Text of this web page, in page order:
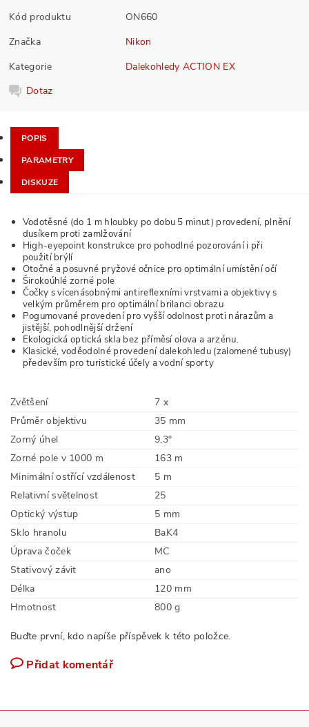
Kód produktu
ON660
Značka
Nikon
Kategorie
Dalekohledy ACTION EX
Dotaz
POPIS
PARAMETRY
DISKUZE
Vodotěsné (do 1 m hloubky po dobu 5 minut) provedení, plnění
dusíkem proti zamlžování
High-eyepoint konstrukce pro pohodlné pozorování i při
použití brýlí
Otočné a posuvné pryžové očnice pro optimální umístění očí
Širokoúhlé zorné pole
Čočky s vícenásobnými antireflexními vrstvami a objektivy s
velkým průměrem pro optimální brilanci obrazu
Pogumované provedení pro vyšší odolnost proti nárazům a
jistější, pohodlnější držení
Ekologická optická skla bez příměsí olova a arzénu.
Klasické, voděodolné provedení dalekohledu (zalomené tubusy)
především pro turistické účely a vodní sporty
Zvětšení
7 x
Průměr objektivu
35 mm
Zorný úhel
9,3°
Zorné pole v 1000 m
163 m
Minimální ostřící vzdálenost
5 m
Relativní světelnost
25
Optický výstup
5 mm
Sklo hranolu
BaK4
Úprava čoček
MC
Stativový závit
ano
Délka
120 mm
Hmotnost
800 g
Buďte první, kdo napíše příspěvek k této položce.
Přidat komentář